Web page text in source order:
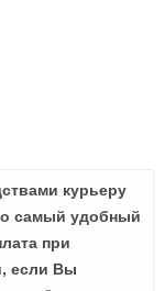
курьеру
самый удобный
при
если Вы